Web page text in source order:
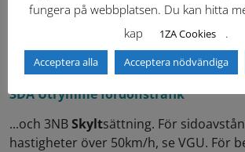
Teknisk Handbok / 12-projektering / 12k-
12kd-markoverbyggnader-i-naturomraden /
och skyltning av gång- och ridvägar
3DA Utrymme fordonstrafik
...och 3NBSkyltsättning. För
hastigheter över 50km/h, se VGU. För
fungera på webbplatsen. Du kan hitta
kap
1ZA Cookies .
Acceptera alla Acceptera nödvändiga